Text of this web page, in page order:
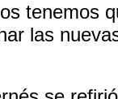
tenemos
las